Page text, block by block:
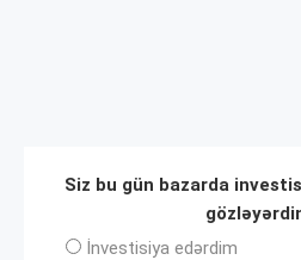
Siz bu gün bazarda
İnvеstisiya edərdim